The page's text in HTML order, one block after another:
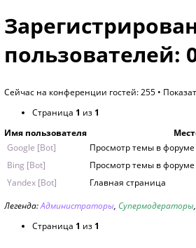
пользователей:
Сейчас на конференции гостей: 255 •
Страница 1 из 1
Имя пользователя
Google [Bot]
Просмотр темы в
Bing [Bot]
Просмотр темы в форуме
Yandex [Bot]
Главная страница
Легенда:Администраторы, Супермодераторы,
Страница 1 из 1